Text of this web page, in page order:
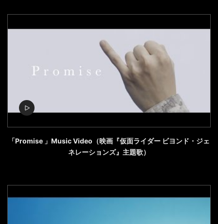
「Promise 」Music Video（映画『仮面ライダー ビヨンド・ジェ
ネレーションズ』主題歌）